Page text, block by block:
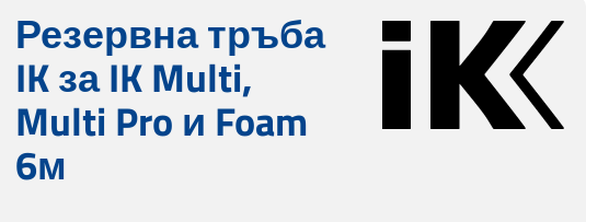
Резервна тръба
IK за IK Multi,
Multi Pro и Foam
6м